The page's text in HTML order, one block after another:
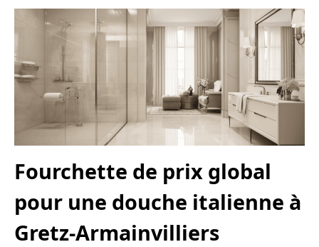
Fourchette de prix global
pour une douche italienne à
Gretz-Armainvilliers